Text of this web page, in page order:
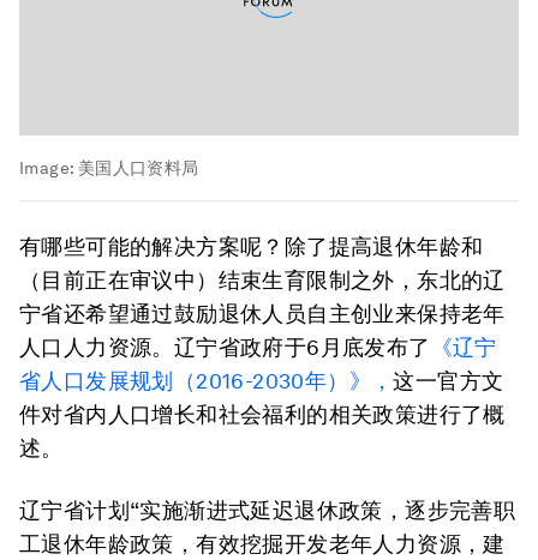
Image: 美国人口资料局
有哪些可能的解决方案呢？除了提高退休年龄和
（目前正在审议中）结束生育限制之外，东北的辽
宁省还希望通过鼓励退休人员自主创业来保持老年
人口人力资源。辽宁省政府于6月底发布了
《辽宁
省人口发展规划（2016-2030年）》，这一官方文
件对省内人口增长和社会福利的相关政策进行了概
述。
辽宁省计划“实施渐进式延迟退休政策，逐步完善职
工退休年龄政策，有效挖掘开发老年人力资源，建